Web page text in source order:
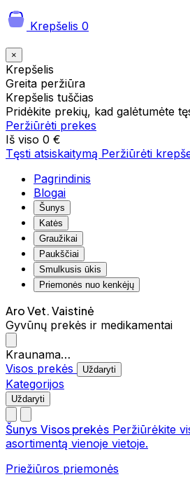
Krepšelis 0
×
Krepšelis
Greita peržiūra
Krepšelis tuščias
Pridėkite prekių, kad galėtumėte
Peržiūrėti prekes
Iš viso 0 €
Tęsti atsiskaitymą Peržiūrėti
Pagrindinis
Blogai
Šunys
Katės
Graužikai
Paukščiai
Smulkusis ūkis
Priemonės nuo kenkėjų
Aro Vet. Vaistinė
Gyvūnų prekės ir medikamentai
Kraunama…
Visos prekės
Uždaryti
Kategorijos
Uždaryti
Šunys Visos prekės Peržiūrėkite
asortimentą vienoje vietoje.
Priežiūros priemonės